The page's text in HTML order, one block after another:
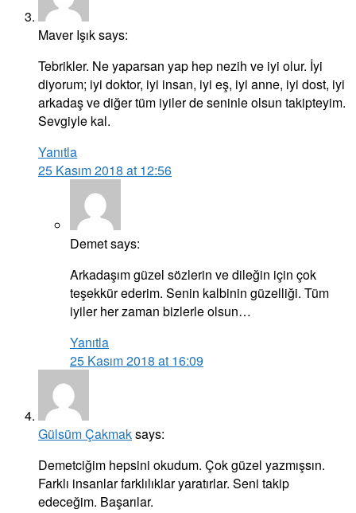
Maver Işıksays:
Tebrikler. Ne yaparsan yap hep nezih ve iyi olur. İyi
diyorum; iyi doktor, iyi insan, iyi eş, iyi anne, iyi dost, iyi
arkadaş ve diğer tüm iyiler de seninle olsun takipteyim.
Sevgiyle kal.
Yanıtla
25 Kasım 2018 at 12:56
Demetsays:
Arkadaşım güzel sözlerin ve dileğin için çok
teşekkür ederim. Senin kalbinin güzelliği. Tüm
iyiler her zaman bizlerle olsun…
Yanıtla
25 Kasım 2018 at 16:09
Gülsüm Çakmaksays:
Demetciğim hepsini okudum. Çok güzel yazmışsın.
Farklı insanlar farklılıklar yaratırlar. Seni takip
edeceğim. Başarılar.